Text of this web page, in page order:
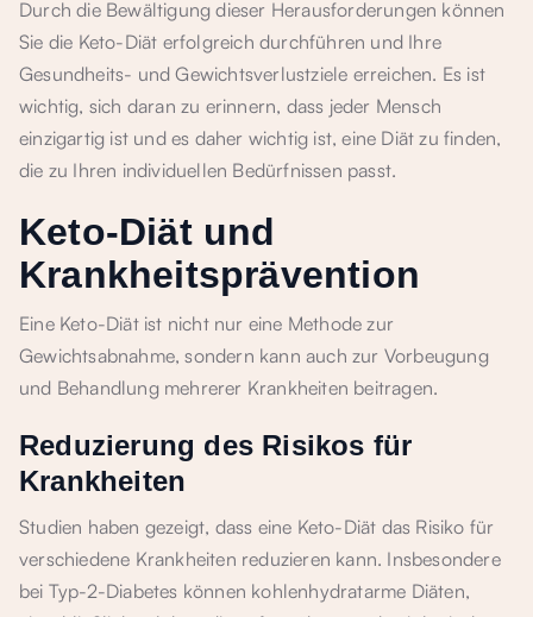
Durch die Bewältigung dieser Herausforderungen können
Sie die Keto-Diät erfolgreich durchführen und Ihre
Gesundheits- und Gewichtsverlustziele erreichen. Es ist
wichtig, sich daran zu erinnern, dass jeder Mensch
einzigartig ist und es daher wichtig ist, eine Diät zu finden,
die zu Ihren individuellen Bedürfnissen passt.
Keto-Diät und
Krankheitsprävention
Eine Keto-Diät ist nicht nur eine Methode zur
Gewichtsabnahme, sondern kann auch zur Vorbeugung
und Behandlung mehrerer Krankheiten beitragen.
Reduzierung des Risikos für
Krankheiten
Studien haben gezeigt, dass eine Keto-Diät das Risiko für
verschiedene Krankheiten reduzieren kann. Insbesondere
bei Typ-2-Diabetes können kohlenhydratarme Diäten,